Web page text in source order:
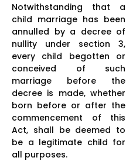
Notwithstanding that a
child marriage has been
annulled by a decree of
nullity under section 3,
every child begotten or
conceived of such
marriage before the
decree is made, whether
born before or after the
commencement of this
Act, shall be deemed to
be a legitimate child for
all purposes.